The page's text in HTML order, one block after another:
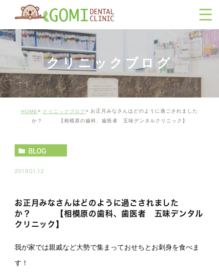
クリニックブログ
HOME クリニックブログ
お正月みなさんはどのように過ごされました
か？ 【相模原の歯科、歯医者 五味デンタルクリニック】
BLOG
2019.01.12
お正月みなさんはどのように過ごされました
か？ 【相模原の歯科、歯医者 五味デンタル
クリニック】
我が家では親戚など大勢で集まっておせちとお刺身を食べま
す！